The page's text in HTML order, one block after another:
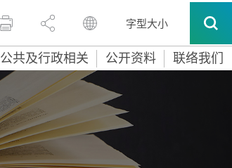
字型大小
公共及行政相关 公开资料 联络我们